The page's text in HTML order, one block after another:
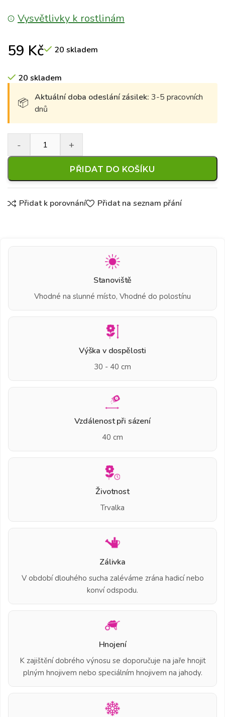
Vysvětlivky k rostlinám
59 Kč 20 skladem
20 skladem
Aktuální doba odeslání zásilek: 3-5 pracovních
dnů
PŘIDAT DO KOŠÍKU
Přidat k porovnání Přidat na seznam přání
Stanoviště
Vhodné na slunné místo, Vhodné do polostínu
Výška v dospělosti
30 - 40 cm
Vzdálenost při sázení
40 cm
Životnost
Trvalka
Zálivka
V období dlouhého sucha zaléváme zrána hadicí nebo
konví odspodu.
Hnojení
K zajištění dobrého výnosu se doporučuje na jaře hnojit
plným hnojivem nebo speciálním hnojivem na jahody.